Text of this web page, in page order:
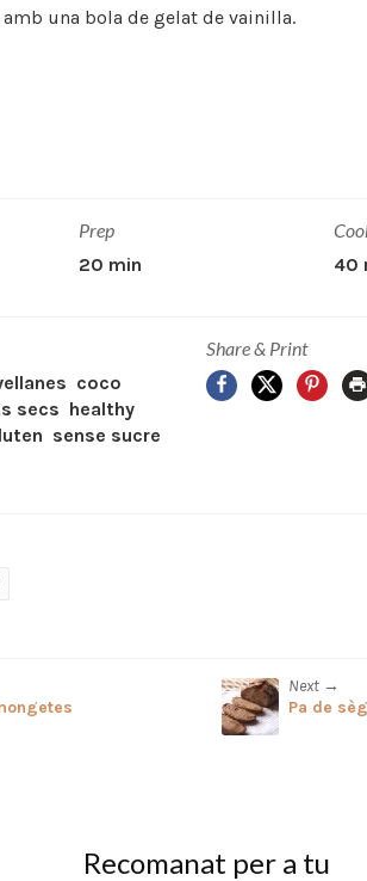
amb una bola de gelat de vainilla.
Prep
20 min
40
coco
secs healthy
sense sucre
Share & Print
Facebook
X
Next →
Pa de
Recomanat per a tu